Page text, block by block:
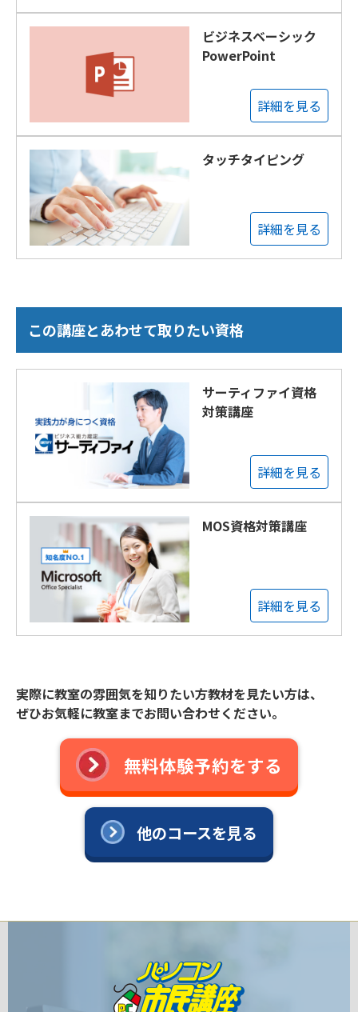
ビジネスベーシック
PowerPoint
詳細を見る
タッチタイピング
詳細を見る
この講座とあわせて取りたい資格
サーティファイ資格
対策講座
詳細を見る
MOS資格対策講座
詳細を見る
実際に教室の雰囲気を知りたい方教材を見たい方は、
ぜひお気軽に教室までお問い合わせください。
無料体験予約をする
他のコースを見る